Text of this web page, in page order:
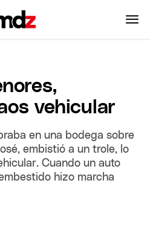
vehicular
en una bodega sobre
embistió a un trole, lo
Cuando un auto
hizo marcha